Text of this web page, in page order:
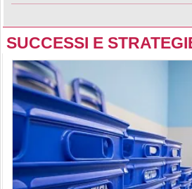
SUCCESSI E